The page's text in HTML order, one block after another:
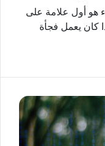
هو أول علامة على
كان يعمل فجأة